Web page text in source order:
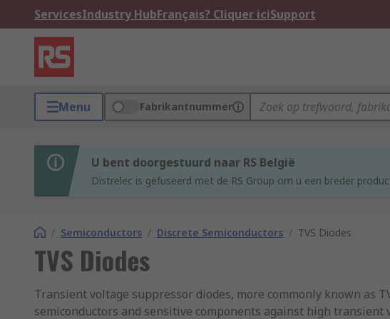
ServicesIndustry HubFrançais? Cliquer iciSupport
Menu Fabrikantnummer
U bent doorgestuurd naar RS België
Distrelec is gefuseerd met de RS Group om u een breder
/ Semiconductors / Discrete Semiconductors / TVS Diodes
TVS Diodes
Transient voltage suppressor diodes, more commonly known as
semiconductors and sensitive components against high transient